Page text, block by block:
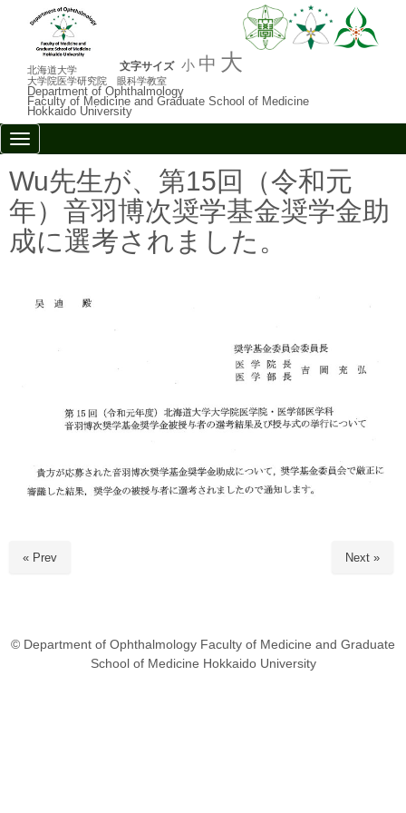
北海道大学
大学院医学研究院 眼科学教室
Department of Ophthalmology
Faculty of Medicine and Graduate School of Medicine
Hokkaido University
文字サイズ 小 中 大
N
a
i
a
t
i
o
Wu先生が、第15回（令和元
年）音羽博次奨学基金奨学金助
成に選考されました。
« Prev Next »
© Department of Ophthalmology Faculty of Medicine and Graduate
School of Medicine Hokkaido University